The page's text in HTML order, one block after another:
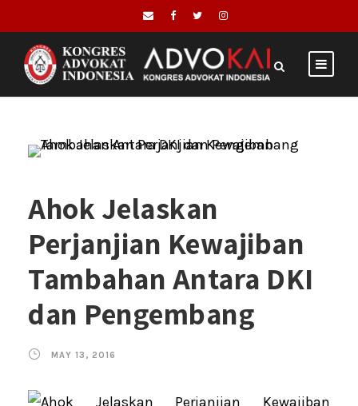
Ahok Jelaskan
Perjanjian Kewajiban
Tambahan Antara DKI
dan Pengembang
MAY 13, 2016